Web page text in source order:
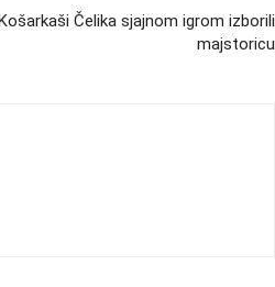
Čelika sjajnom igrom izborili
majstoricu